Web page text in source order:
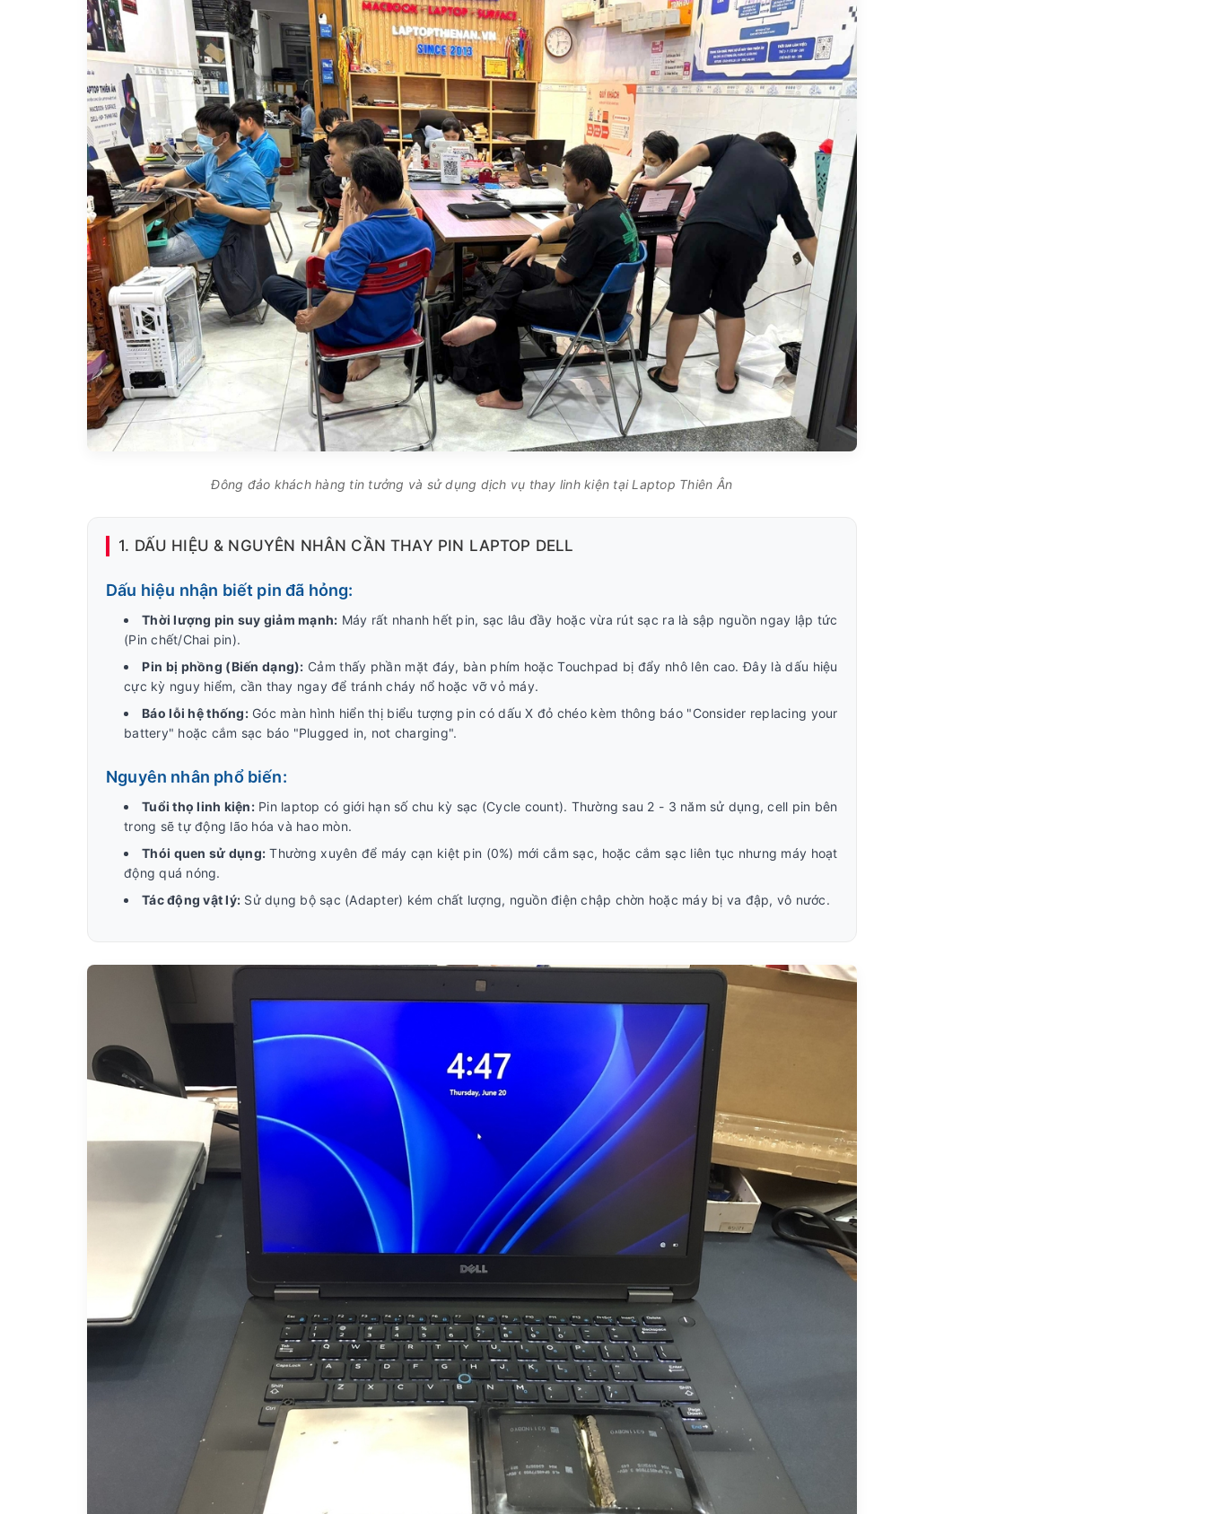
Đông đảo khách hàng tin tưởng và sử dụng dịch vụ thay linh kiện tại Laptop Thiên Ân
1. DẤU HIỆU & NGUYÊN NHÂN CẦN THAY PIN LAPTOP DELL
Dấu hiệu nhận biết pin đã hỏng:
Thời lượng pin suy giảm mạnh: Máy rất nhanh hết pin, sạc lâu đầy hoặc vừa rút sạc ra là sập nguồn ngay lập tức
(Pin chết/Chai pin).
Pin bị phồng (Biến dạng): Cảm thấy phần mặt đáy, bàn phím hoặc Touchpad bị đẩy nhô lên cao. Đây là dấu hiệu
cực kỳ nguy hiểm, cần thay ngay để tránh cháy nổ hoặc vỡ vỏ máy.
Báo lỗi hệ thống:Góc màn hình hiển thị biểu tượng pin có dấu X đỏ chéo kèm thông báo "Consider replacing your
battery" hoặc cắm sạc báo "Plugged in, not charging".
Nguyên nhân phổ biến:
Tuổi thọ linh kiện:Pin laptop có giới hạn số chu kỳ sạc (Cycle count). Thường sau 2 - 3 năm sử dụng, cell pin bên
trong sẽ tự động lão hóa và hao mòn.
Thói quen sử dụng: Thường xuyên để máy cạn kiệt pin (0%) mới cắm sạc, hoặc cắm sạc liên tục nhưng máy hoạt
động quá nóng.
Tác động vật lý: Sử dụng bộ sạc (Adapter) kém chất lượng, nguồn điện chập chờn hoặc máy bị va đập, vô nước.